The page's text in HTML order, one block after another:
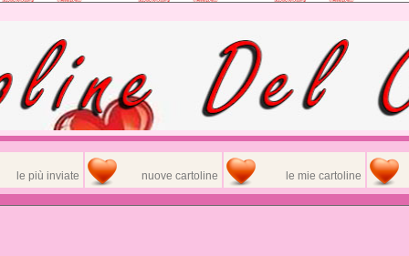
le più inviate nuove cartoline le mie cartoline